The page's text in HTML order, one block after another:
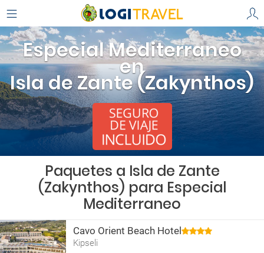
Especial Mediterraneo
en
Isla de Zante (Zakynthos)
Paquetes a Isla de Zante
(Zakynthos) para Especial
Mediterraneo
Cavo Orient Beach Hotel
Kipseli